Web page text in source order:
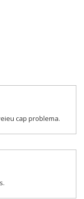
cap problema.